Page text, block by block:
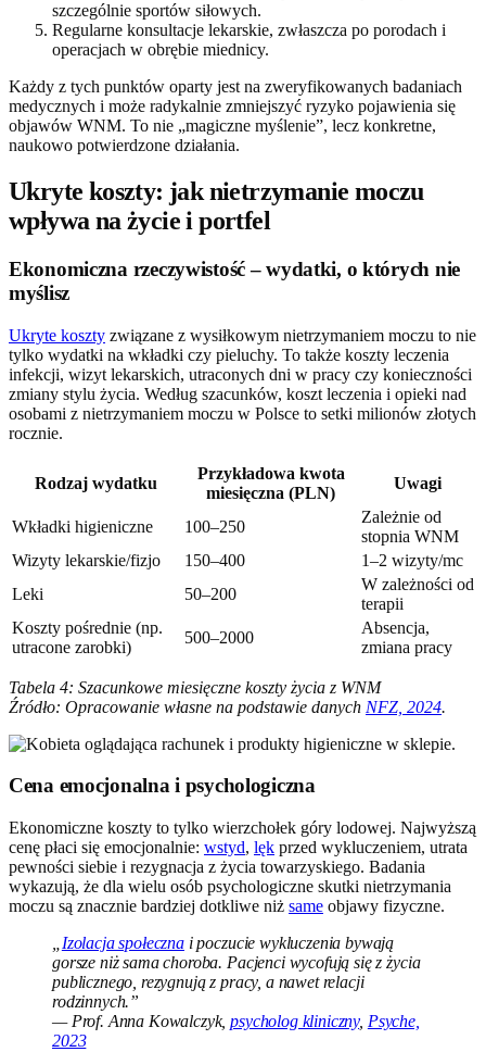
szczególnie sportów siłowych.
Regularne konsultacje lekarskie, zwłaszcza po porodach i
operacjach w obrębie miednicy.
Każdy z tych punktów oparty jest na zweryfikowanych badaniach
medycznych i może radykalnie zmniejszyć ryzyko pojawienia się
objawów WNM. To nie „magiczne myślenie”, lecz konkretne,
naukowo potwierdzone działania.
Ukryte koszty: jak nietrzymanie moczu
wpływa na życie i portfel
Ekonomiczna rzeczywistość – wydatki, o których nie
myślisz
Ukryte koszty związane z wysiłkowym nietrzymaniem moczu to nie
tylko wydatki na wkładki czy pieluchy. To także koszty leczenia
infekcji, wizyt lekarskich, utraconych dni w pracy czy konieczności
zmiany stylu życia. Według szacunków, koszt leczenia i opieki nad
osobami z nietrzymaniem moczu w Polsce to setki milionów złotych
rocznie.
Rodzaj wydatku
Przykładowa kwota
miesięczna (PLN)
Uwagi
Wkładki higieniczne 100–250
Zależnie od
stopnia WNM
Wizyty lekarskie/fizjo
150–400
1–2 wizyty/mc
Leki
50–200
W zależności od
terapii
Koszty pośrednie (np.
utracone zarobki)
500–2000
Absencja,
zmiana pracy
Tabela 4: Szacunkowe miesięczne koszty życia z WNM
Źródło: Opracowanie własne na podstawie danych NFZ, 2024.
Cena emocjonalna i psychologiczna
Ekonomiczne koszty to tylko wierzchołek góry lodowej. Najwyższą
cenę płaci się emocjonalnie: wstyd, lęk przed wykluczeniem, utrata
pewności siebie i rezygnacja z życia towarzyskiego. Badania
wykazują, że dla wielu osób psychologiczne skutki nietrzymania
moczu są znacznie bardziej dotkliwe niż same objawy fizyczne.
Izolacja społecznai poczucie wykluczenia bywają
gorsze niż sama choroba. Pacjenci wycofują się z życia
publicznego, rezygnują z pracy, a nawet relacji
rodzinnych.”
— Prof. Anna Kowalczyk,psycholog kliniczny, Psyche,
2023